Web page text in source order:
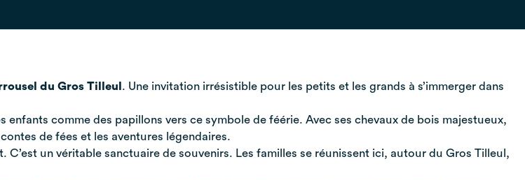
du Gros Tilleul . Une invitation irrésistible pour les petits et les grands à s’immerger dans
comme des papillons vers ce symbole de féérie. Avec ses chevaux de bois majestueux,
de fées et les aventures légendaires.
un véritable sanctuaire de souvenirs. Les familles se réunissent ici, autour du Gros Tilleul,